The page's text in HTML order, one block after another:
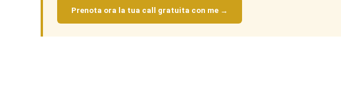
Prenota ora la tua call gratuita con me →